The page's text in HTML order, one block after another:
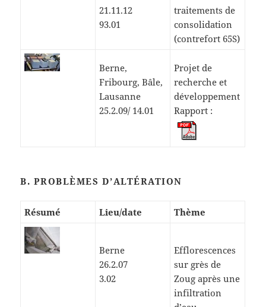
21.11.12
93.01
traitements de
consolidation
(contrefort 65S)
Berne,
Fribourg, Bâle,
Lausanne
25.2.09/ 14.01
Projet de
recherche et
développement
Rapport :
B. PROBLÈMES D’ALTÉRATION
Résumé Lieu/date Thème
Berne
26.2.07
3.02
Efflorescences
sur grès de
Zoug après une
infiltration